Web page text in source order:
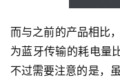
而与之前的产品相比
为蓝牙传输的耗电量
不过需要注意的是，